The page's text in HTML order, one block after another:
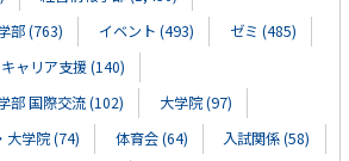
部 (763)
イベント (493)
ゼミ (485)
キャリア支援 (140)
部 国際交流 (102)
大学院 (97)
大学院 (74) 体育会 (64)
入試関係 (58)